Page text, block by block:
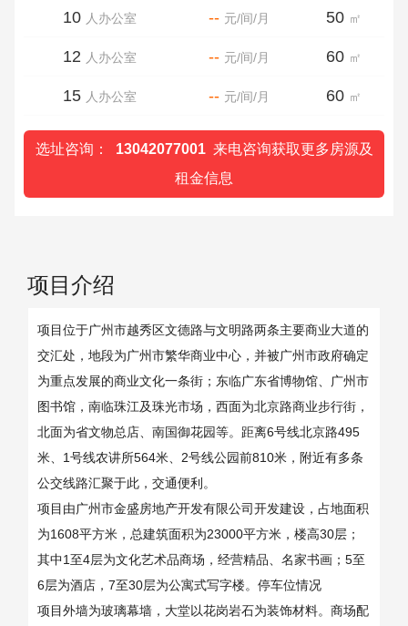
10 人办公室 -- 元/间/月 50 ㎡
12 人办公室 -- 元/间/月 60 ㎡
15 人办公室 -- 元/间/月 60 ㎡
选址咨询： 13042077001 来电咨询获取更多房源及
租金信息
项目介绍
项目位于广州市越秀区文德路与文明路两条主要商业大道的
交汇处，地段为广州市繁华商业中心，并被广州市政府确定
为重点发展的商业文化一条街；东临广东省博物馆、广州市
图书馆，南临珠江及珠光市场，西面为北京路商业步行街，
北面为省文物总店、南国御花园等。距离6号线北京路495
米、1号线农讲所564米、2号线公园前810米，附近有多条
公交线路汇聚于此，交通便利。
项目由广州市金盛房地产开发有限公司开发建设，占地面积
为1608平方米，总建筑面积为23000平方米，楼高30层；
其中1至4层为文化艺术品商场，经营精品、名家书画；5至
6层为酒店，7至30层为公寓式写字楼。停车位情况
项目外墙为玻璃幕墙，大堂以花岗岩石为装饰材料。商场配